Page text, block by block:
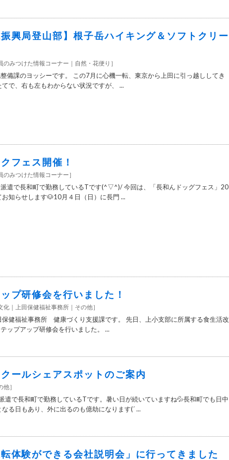
振興局登山部】根子岳ハイキング＆ソフトクリー
のみつけた情報コーナー 自然・花便り ］
備課のヨッシーです。 この7月に心機一転、東京から上田に引っ越ししてき
で、右も左もわからない状況ですが、 ...
フェス開催！
のみつけた情報コーナー］
派遣で長和町で勤務しているTです(^▽^)/ 今回は、「長和んドッグフェス」20
知らせします🐶10月４日（日）に長門 ...
プ研修会を行いました！
化 上田保健福祉事務所 その他］
保健福祉事務所 健康づくり支援課です。 先日、上小支部に所属する食生活改
ップアップ研修会を行いました。 ...
クールシェアスポットのご案内
他］
遣で長和町で勤務しているTです。暑い日が続いていますね💦長和町でも日中
る日もあり、外に出るのも億劫になります(´ ...
転体験ができる会社説明会」に行ってきました